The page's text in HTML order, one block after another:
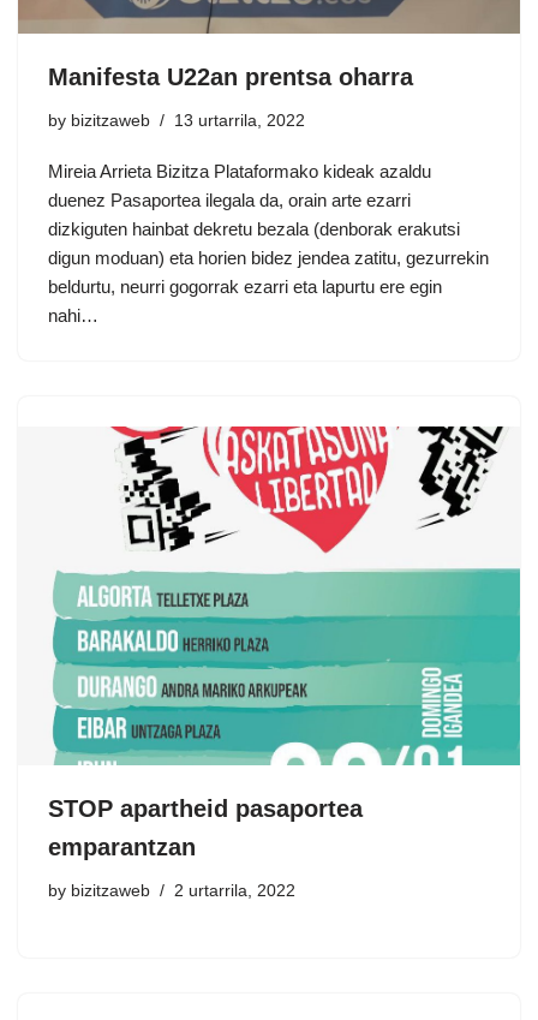
Manifesta U22an prentsa oharra
by bizitzaweb 13 urtarrila, 2022
Mireia Arrieta Bizitza Plataformako kideak azaldu
duenez Pasaportea ilegala da, orain arte ezarri
dizkiguten hainbat dekretu bezala (denborak erakutsi
digun moduan) eta horien bidez jendea zatitu, gezurrekin
beldurtu, neurri gogorrak ezarri eta lapurtu ere egin
nahi…
STOP apartheid pasaportea
emparantzan
by bizitzaweb 2 urtarrila, 2022